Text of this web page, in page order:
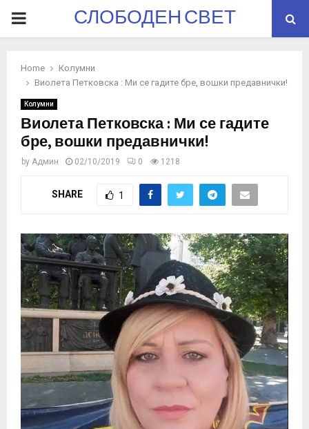
PRIMARYСЛОБОДЕН СВЕТ
Home
Колумни
Виолета Петковска : Ми се гадите бре, вошки предавнички!
Колумни
Виолета Петковска : Ми се гадите
бре, вошки предавнички!
by Админ 02/10/2019 0 1218
SHARE 1